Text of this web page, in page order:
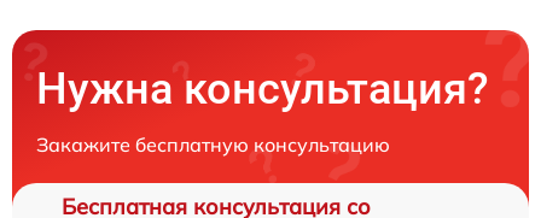
Нужна консультация?
Закажите бесплатную консультацию
Бесплатная консультация со